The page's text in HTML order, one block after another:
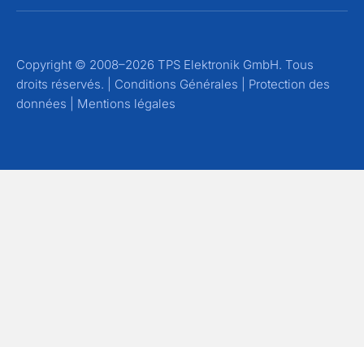
Copyright © 2008–2026 TPS Elektronik GmbH. Tous
droits réservés. | Conditions Générales
Protection des
données
Mentions légales